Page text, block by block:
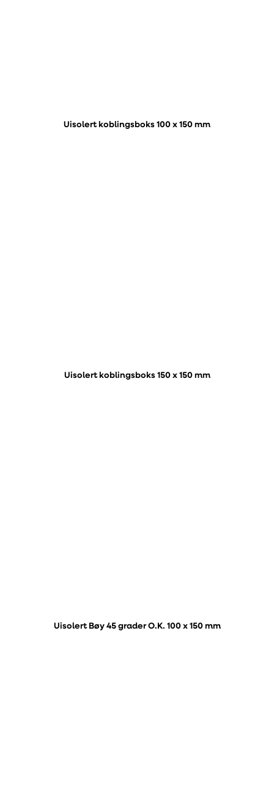
Uisolert koblingsboks 100 x 150 mm
Uisolert koblingsboks 150 x 150 mm
Uisolert Bøy 45 grader O.K. 100 x 150 mm